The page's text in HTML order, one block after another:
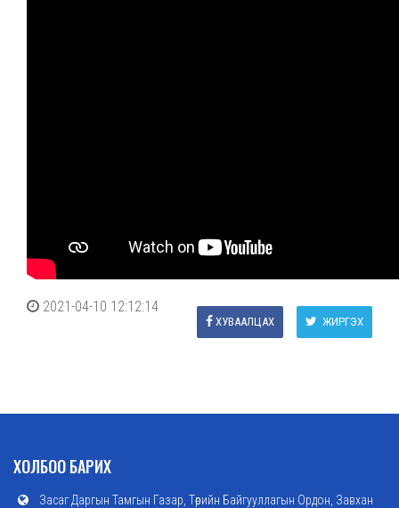
2021-04-10 12:12:14
ЖИРГЭХ
ХУВААЛЦАХ
ХОЛБОО БАРИХ
Засаг Даргын Тамгын Газар, Төрийн Байгууллагын Ордон, Завхан